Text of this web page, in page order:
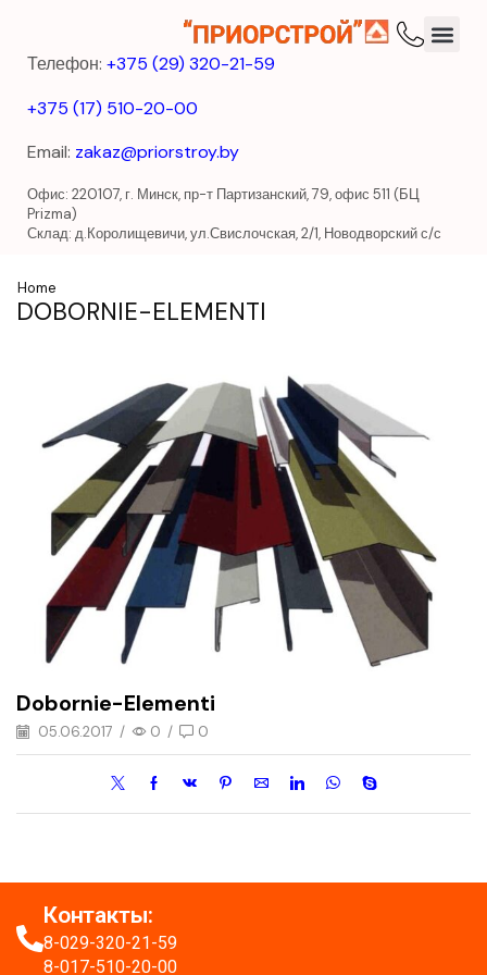
Телефон: +375 (29) 320-21-59
+375 (17) 510-20-00
Email: zakaz@priorstroy.by
Офис: 220107, г. Минск, пр-т Партизанский, 79, офис 511 (БЦ
Prizma)
Склад: д.Королищевичи, ул.Свислочская, 2/1, Новодворский с/с
Home
DOBORNIE-ELEMENTI
Dobornie-Elementi
05.06.2017 / 0 / 0
Контакты:
8-029-320-21-59
8-017-510-20-00